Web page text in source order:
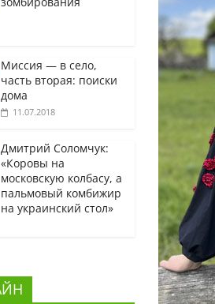
Миссия — в село,
часть вторая: поиски
дома
11.07.2018
Дмитрий Соломчук:
«Коровы на
московскую колбасу, а
пальмовый комбижир
на украинский стол»